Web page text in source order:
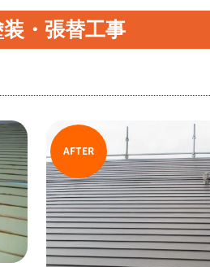
・張替工事
AFTER